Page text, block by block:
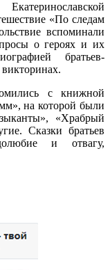
«По следам
вспоминали
о героях и их
братьев-
с книжной
на которой были
«Храбрый
Сказки братьев
и отвагу,